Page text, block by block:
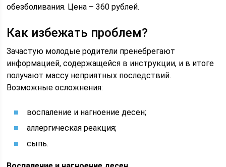
обезболивания. Цена – 360 рублей.
Как избежать проблем?
Зачастую молодые родители пренебрегают
информацией, содержащейся в инструкции, и в итоге
получают массу неприятных последствий.
Возможные осложнения:
воспаление и нагноение десен;
аллергическая реакция;
сыпь.